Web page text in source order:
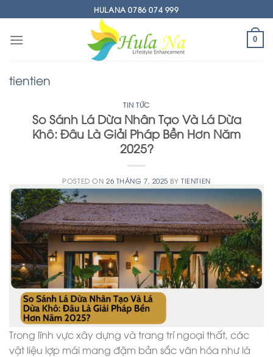
to
content
HULANA 0786 074 999
0
tientien
TIN TỨC
So Sánh Lá Dừa Nhân Tạo Và Lá Dừa
Khô: Đâu Là Giải Pháp Bền Hơn Năm
2025?
POSTED ON 26 THÁNG 7, 2025 BYTIENTIEN
Trong lĩnh vực xây dựng và trang trí ngoại thất, các
vật liệu lợp mái mang đậm bản sắc văn hóa như lá